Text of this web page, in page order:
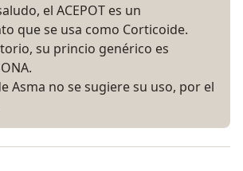
el ACEPOT es un
que se usa como Corticoide.
su princio genérico es
Asma no se sugiere su uso, por el